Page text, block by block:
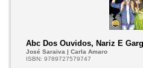
Abc Dos Ouvidos, Nariz E
José Saraiva | Carla Amaro
ISBN: 9789727579747